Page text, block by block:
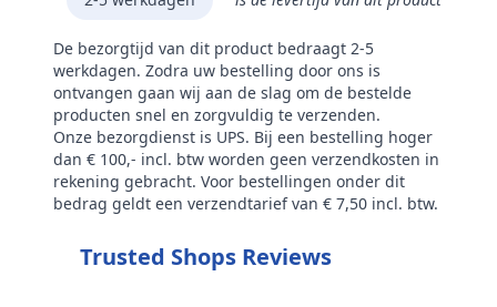
De bezorgtijd van dit product bedraagt 2-5
werkdagen. Zodra uw bestelling door ons is
ontvangen gaan wij aan de slag om de bestelde
producten snel en zorgvuldig te verzenden.
Onze bezorgdienst is UPS. Bij een bestelling hoger
dan € 100,- incl. btw worden geen verzendkosten in
rekening gebracht. Voor bestellingen onder dit
bedrag geldt een verzendtarief van € 7,50 incl. btw.
Trusted Shops Reviews